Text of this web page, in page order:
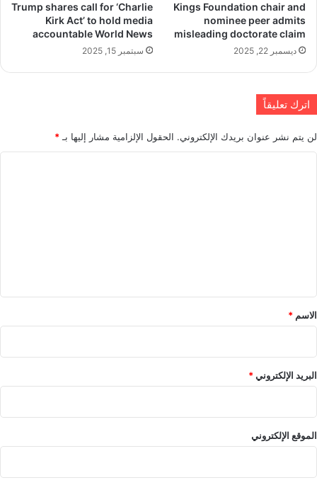
Kings Foundation chair and
nominee peer admits
misleading doctorate claim
ديسمبر 22, 2025
Trump shares call for ‘Charlie
Kirk Act’ to hold media
accountable World News
سبتمبر 15, 2025
اترك تعليقاً
لن يتم نشر عنوان بريدك الإلكتروني. الحقول الإلزامية مشار إليها بـ*
*
الاسم *
البريد الإلكتروني*
الموقع الإلكتروني